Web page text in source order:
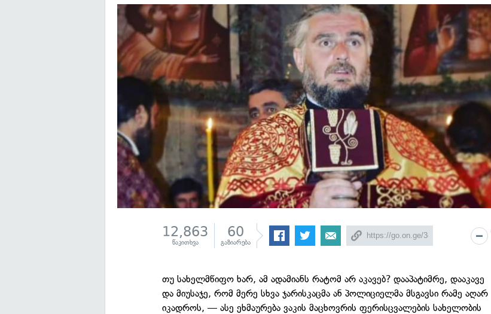
12,863
წაკითხვა
60
გაზიარება
თუ სახელმწიფო ხარ, ამ ადამიანს რატომ არ აკავებ? დააპატიმრე, დააკავე
და მიუსაჯე, რომ მერე სხვა ჯარისკაცმა ან პოლიციელმა მსგავსი რამე აღარ
იკადროს, — ასე ეხმაურება ვაკის მაცხოვრის ფერისცვალების სახელობის